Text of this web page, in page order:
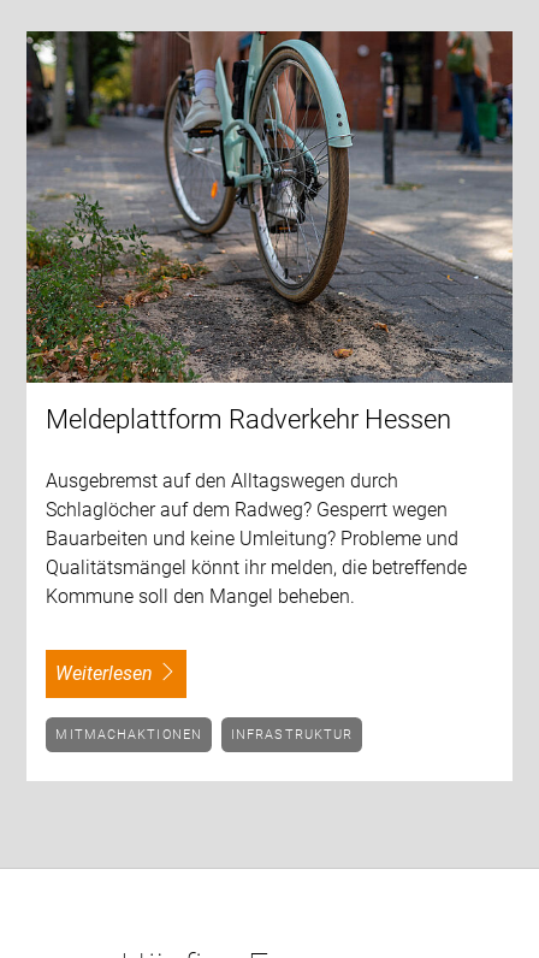
Meldeplattform Radverkehr Hessen
Ausgebremst auf den Alltagswegen durch
Schlaglöcher auf dem Radweg? Gesperrt wegen
Bauarbeiten und keine Umleitung? Probleme und
Qualitätsmängel könnt ihr melden, die betreffende
Kommune soll den Mangel beheben.
weiterlesen
MITMACHAKTIONEN INFRASTRUKTUR